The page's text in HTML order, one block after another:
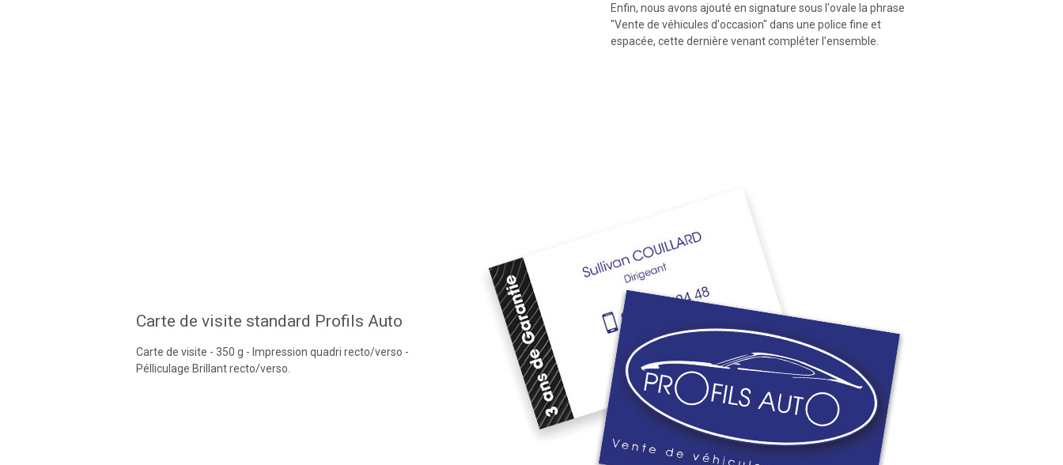
Enfin, nous avons ajouté en signature sous l'ovale la phrase
"Vente de véhicules d'occasion" dans une police fine et
espacée, cette dernière venant compléter l'ensemble.
Carte de visite standard Profils Auto
Carte de visite - 350 g - Impression quadri recto/verso -
Pélliculage Brillant recto/verso.